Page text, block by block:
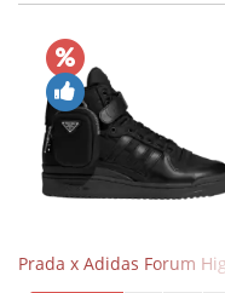
Prada x Adidas Forum